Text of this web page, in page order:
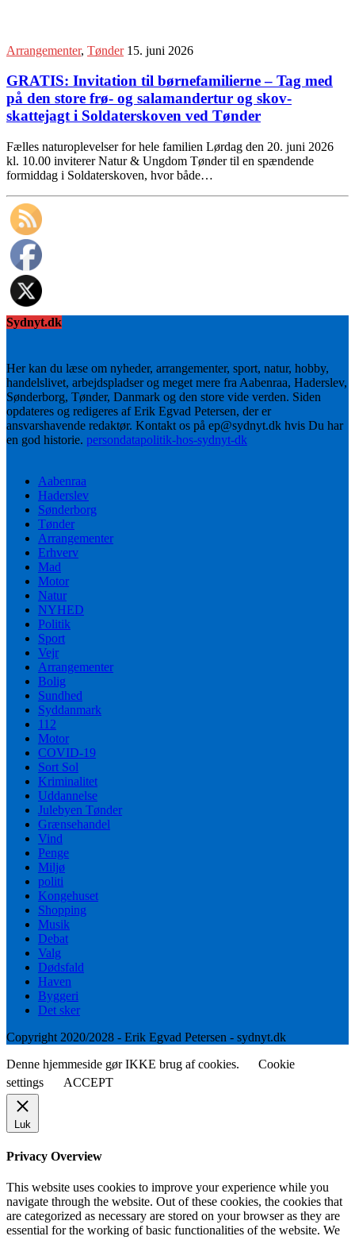
Arrangementer, Tønder 15. juni 2026
GRATIS: Invitation til børnefamilierne – Tag med
på den store frø- og salamandertur og skov-
skattejagt i Soldaterskoven ved Tønder
Fælles naturoplevelser for hele familien Lørdag den 20. juni 2026
kl. 10.00 inviterer Natur & Ungdom Tønder til en spændende
formiddag i Soldaterskoven, hvor både…
Sydnyt.dk
Her kan du læse om nyheder, arrangementer, sport, natur, hobby,
handelslivet, arbejdspladser og meget mere fra Aabenraa, Haderslev,
Sønderborg, Tønder, Danmark og den store vide verden. Siden
opdateres og redigeres af Erik Egvad Petersen, der er
ansvarshavende redaktør. Kontakt os på ep@sydnyt.dk hvis Du har
en god historie. persondatapolitik-hos-sydnyt-dk
Aabenraa
Haderslev
Sønderborg
Tønder
Arrangementer
Erhverv
Mad
Motor
Natur
NYHED
Politik
Sport
Vejr
Arrangementer
Bolig
Sundhed
Syddanmark
112
Motor
COVID-19
Sort Sol
Kriminalitet
Uddannelse
Julebyen Tønder
Grænsehandel
Vind
Penge
Miljø
politi
Kongehuset
Shopping
Musik
Debat
Valg
Dødsfald
Haven
Byggeri
Det sker
Copyright 2020/2028 - Erik Egvad Petersen - sydnyt.dk
Denne hjemmeside gør IKKE brug af cookies.
Cookie
settings
ACCEPT
Luk
Privacy Overview
This website uses cookies to improve your experience while you
navigate through the website. Out of these cookies, the cookies that
are categorized as necessary are stored on your browser as they are
essential for the working of basic functionalities of the website. We